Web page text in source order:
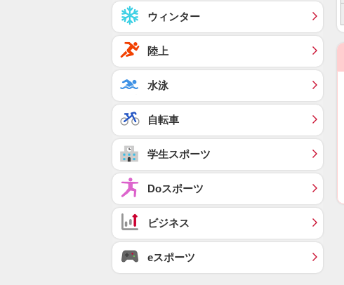
ウィンター
陸上
水泳
自転車
学生スポーツ
Doスポーツ
ビジネス
eスポーツ